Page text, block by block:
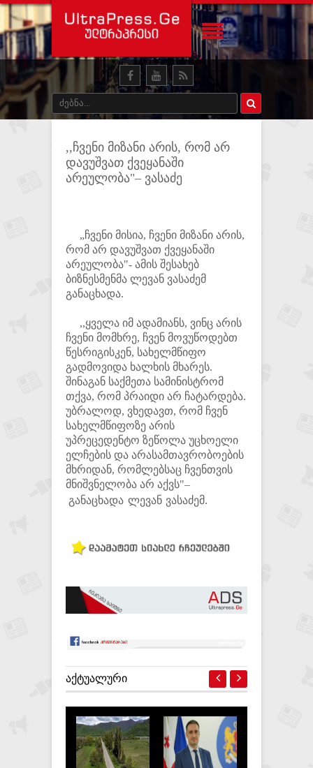
,,ჩვენი მიზანი არის, რომ არ
დავუშვათ ქვეყანაში
არეულობა"– ვასაძე
„ჩვენი მისია, ჩვენი მიზანი არის,
რომ არ დავუშვათ ქვეყანაში
არეულობა"- ამის შესახებ
ბიზნესმენმა ლევან ვასაძემ
განაცხადა.
,,ყველა იმ ადამიანს, ვინც არის
ჩვენი მომხრე, ჩვენ მოვუწოდებთ
წესრიგისკენ, სახელმწიფო
გადმოვიდა ხალხის მხარეს.
შინაგან საქმეთა სამინისტრომ
თქვა, რომ პრაიდი არ ჩატარდება.
უბრალოდ, ვხედავთ, რომ ჩვენ
სახელმწიფოზე არის
უპრეცედენტო ზეწოლა უცხოელი
ელჩების და არასამთავრობოების
მხრიდან, რომლებსაც ჩვენთვის
მნიშვნელობა არ აქვს"–
განაცხადა ლევან ვასაძემ.
ᲐᲥᲢᲣᲐᲚᲣᲠᲘ